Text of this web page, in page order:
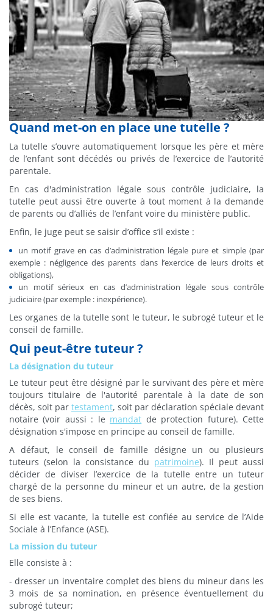
Quand met-on en place une tutelle ?
La tutelle s’ouvre automatiquement lorsque les père et mère
de l’enfant sont décédés ou privés de l’exercice de l’autorité
parentale.
En cas d'administration légale sous contrôle judiciaire, la
tutelle peut aussi être ouverte à tout moment à la demande
de parents ou d’alliés de l’enfant voire du ministère public.
Enfin, le juge peut se saisir d’office s’il existe :
un motif grave en cas d’administration légale pure et simple (par
exemple : négligence des parents dans l’exercice de leurs droits et
obligations),
un motif sérieux en cas d’administration légale sous contrôle
judiciaire (par exemple : inexpérience).
Les organes de la tutelle sont le tuteur, le subrogé tuteur et le
conseil de famille.
Qui peut-être tuteur ?
La désignation du tuteur
Le tuteur peut être désigné par le survivant des père et mère
toujours titulaire de l'autorité parentale à la date de son
décès, soit par testament, soit par déclaration spéciale devant
notaire (voir aussi : le mandat de protection future). Cette
désignation s'impose en principe au conseil de famille.
A défaut, le conseil de famille désigne un ou plusieurs
tuteurs (selon la consistance du patrimoine). Il peut aussi
décider de diviser l’exercice de la tutelle entre un tuteur
chargé de la personne du mineur et un autre, de la gestion
de ses biens.
Si elle est vacante, la tutelle est confiée au service de l’Aide
Sociale à l’Enfance (ASE).
La mission du tuteur
Elle consiste à :
- dresser un inventaire complet des biens du mineur dans les
3 mois de sa nomination, en présence éventuellement du
subrogé tuteur;